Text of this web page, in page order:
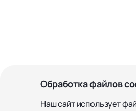
Обработка файлов
Наш сайт использует